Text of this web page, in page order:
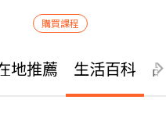
購買課程
地推薦 生活百科